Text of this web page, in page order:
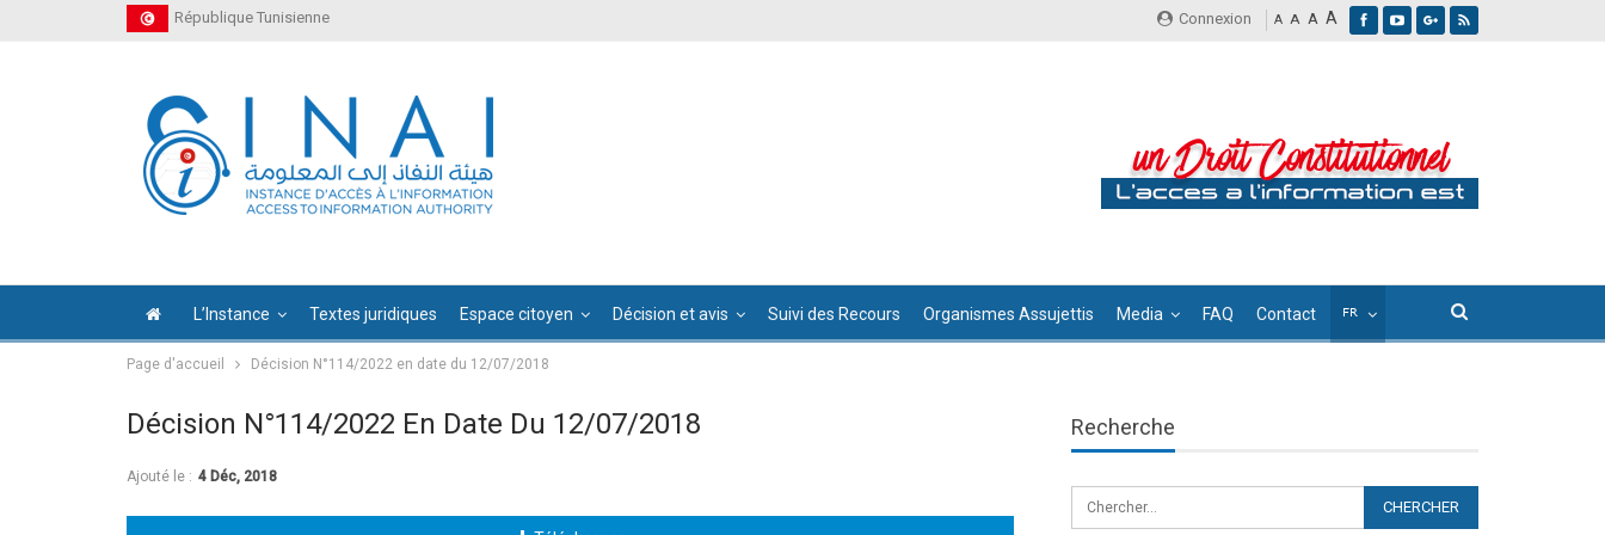
Connexion A A A A
République Tunisienne
L’Instance Textes juridiques Espace citoyen Décision et avis Suivi des Recours Organismes Assujettis Media FAQ Contact
Page d'accueil Décision N°114/2022 en date du 12/07/2018
Décision N°114/2022 En Date Du 12/07/2018
Ajouté le : 4 Déc, 2018
Recherche